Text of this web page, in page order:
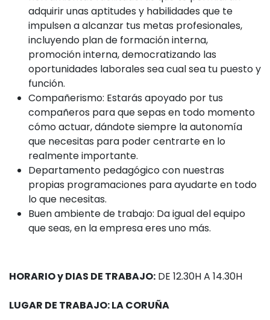
adquirir unas aptitudes y habilidades que te
impulsen a alcanzar tus metas profesionales,
incluyendo plan de formación interna,
promoción interna, democratizando las
oportunidades laborales sea cual sea tu puesto y
función.
Compañerismo: Estarás apoyado por tus
compañeros para que sepas en todo momento
cómo actuar, dándote siempre la autonomía
que necesitas para poder centrarte en lo
realmente importante.
Departamento pedagógico con nuestras
propias programaciones para ayudarte en todo
lo que necesitas.
Buen ambiente de trabajo: Da igual del equipo
que seas, en la empresa eres uno más.
HORARIO y DIAS DE TRABAJO: DE 12.30H A 14.30H
LUGAR DE TRABAJO: LA CORUÑA